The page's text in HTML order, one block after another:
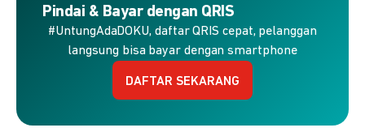
Pindai & Bayar dengan QRIS
#UntungAdaDOKU, daftar QRIS cepat, pelanggan
langsung bisa bayar dengan smartphone
DAFTAR SEKARANG